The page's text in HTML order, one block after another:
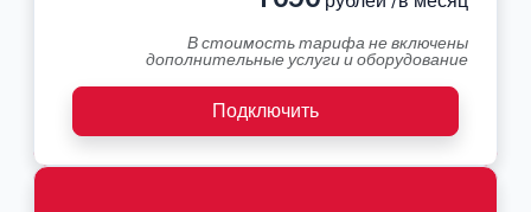
В стоимость тарифа не включены
дополнительные услуги и оборудование
Подключить